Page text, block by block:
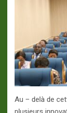
Au – delà de